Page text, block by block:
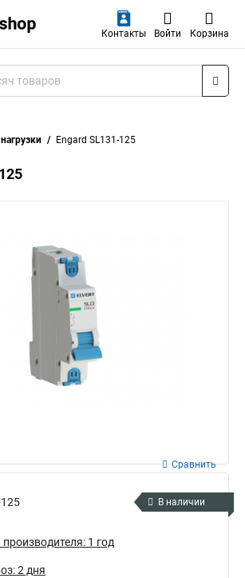
Контакты Войти Корзина
Engard SL131-125
Сравнить
В наличии
производителя: 1 год
2 дня